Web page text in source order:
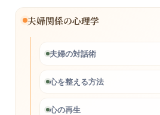
夫婦関係の心理学
夫婦の対話術
心を整える方法
心の再生